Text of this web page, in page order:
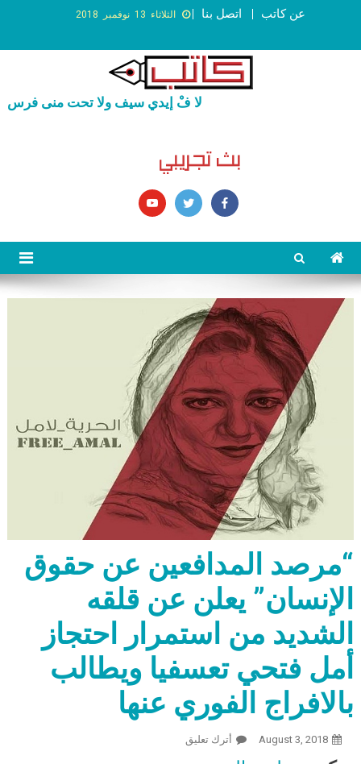
الثلاثاء 13 نوفمبر 2018 اتصل بنا عن كاتب
لا فْ إيدي سيف ولا تحت منى فرس
“مرصد المدافعين عن حقوق
الإنسان” يعلن عن قلقه
الشديد من استمرار احتجاز
أمل فتحي تعسفيا ويطالب
بالافراج الفوري عنها
August 3, 2018 أترك تعليق